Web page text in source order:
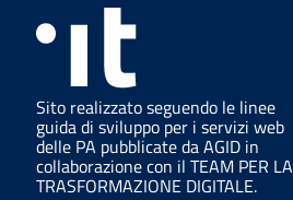
Sito realizzato seguendo le linee
guida di sviluppo per i servizi web
delle PA pubblicate da AGID in
collaborazione con il TEAM PER LA
TRASFORMAZIONE DIGITALE.